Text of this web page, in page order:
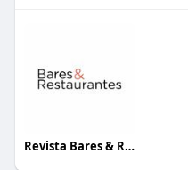
Revista Bares & Restaurantes